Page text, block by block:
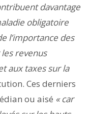
davantage
obligatoire
l’importance des
revenus
aux taxes sur la
Ces derniers
ou aisé « car